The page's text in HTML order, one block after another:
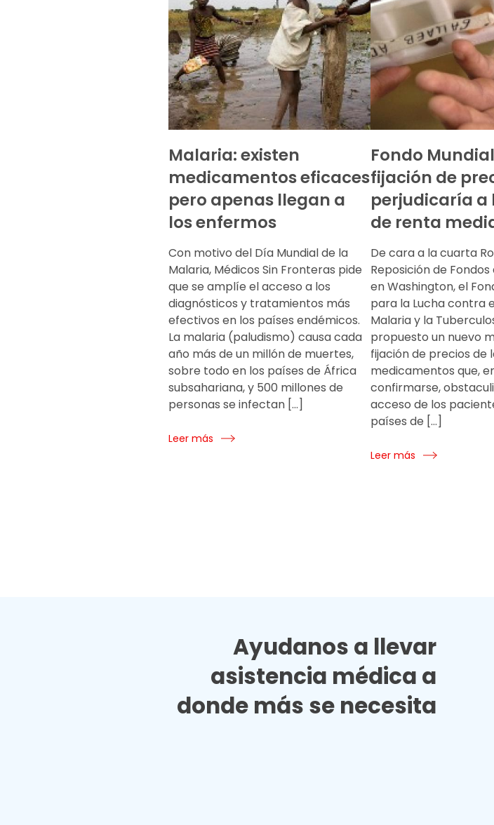
Malaria: existen
medicamentos eficaces
pero apenas llegan a
los enfermos
Con motivo del Día Mundial de la
Malaria, Médicos Sin Fronteras pide
que se amplíe el acceso a los
diagnósticos y tratamientos más
efectivos en los países endémicos.
La malaria (paludismo) causa cada
año más de un millón de muertes,
sobre todo en los países de África
subsahariana, y 500 millones de
personas se infectan […]
Leer más
Fondo
fijación de
perjudicaría a
de renta
De cara a la cuarta
Reposición de
en Washington, el
para la Lucha contra
Malaria y la
propuesto un nuevo
fijación de precios de
medicamentos que,
confirmarse,
acceso de los
países de […]
Leer más
Ayudanos a llevar
asistencia médica a
donde más se necesita